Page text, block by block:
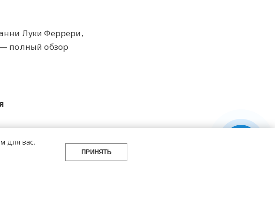
Луки Феррери,
полный обзор
18 мая 2026 г.
ИНН
для вас.
ПРИНЯТЬ